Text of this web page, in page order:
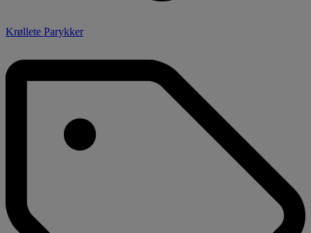
Krøllete Parykker